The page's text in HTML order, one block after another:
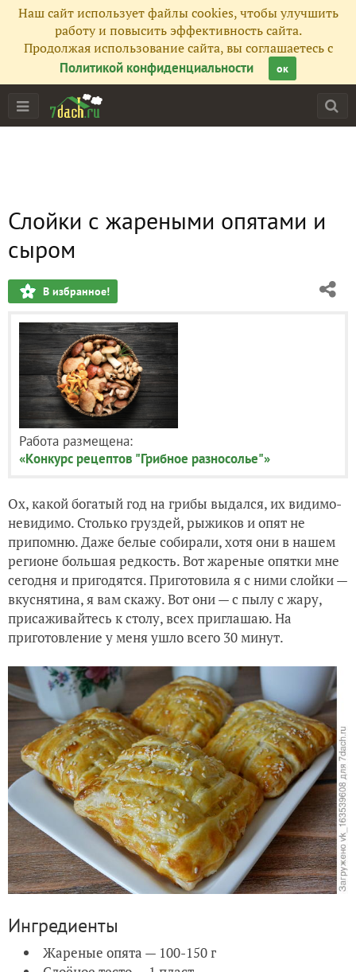
Наш сайт использует файлы cookies, чтобы улучшить
работу и повысить эффективность сайта.
Продолжая использование сайта, вы соглашаетесь с
Политикой конфиденциальности
ок
Слойки с жареными опятами и
сыром
В избранное!
Работа размещена:
«Конкурс рецептов "Грибное разносолье"»
Ох, какой богатый год на грибы выдался, их видимо-
невидимо. Столько груздей, рыжиков и опят не
припомню. Даже белые собирали, хотя они в нашем
регионе большая редкость. Вот жареные опятки мне
сегодня и пригодятся. Приготовила я с ними слойки —
вкуснятина, я вам скажу. Вот они — с пылу с жару,
присаживайтесь к столу, всех приглашаю. На
приготовление у меня ушло всего 30 минут.
Ингредиенты
Жареные опята — 100-150 г